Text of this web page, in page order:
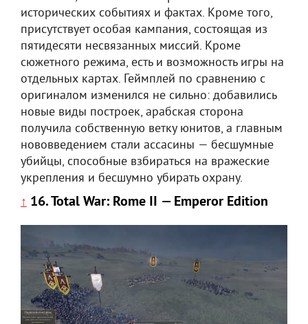
исторических событиях и фактах. Кроме того,
присутствует особая кампания, состоящая из
пятидесяти несвязанных миссий. Кроме
сюжетного режима, есть и возможность игры на
отдельных картах. Геймплей по сравнению с
оригиналом изменился не сильно: добавились
новые виды построек, арабская сторона
получила собственную ветку юнитов, а главным
нововведением стали ассасины — бесшумные
убийцы, способные взбираться на вражеские
укрепления и бесшумно убирать охрану.
↑ 16. Total War: Rome II — Emperor Edition